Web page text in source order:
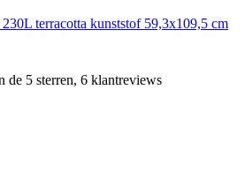
terracotta kunststof 59,3x109,5 cm
de 5 sterren, 6 klantreviews